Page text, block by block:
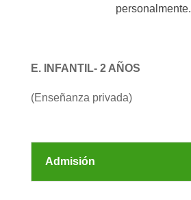
personalmente.
E. INFANTIL- 2 AÑOS
(Enseñanza privada)
Admisión